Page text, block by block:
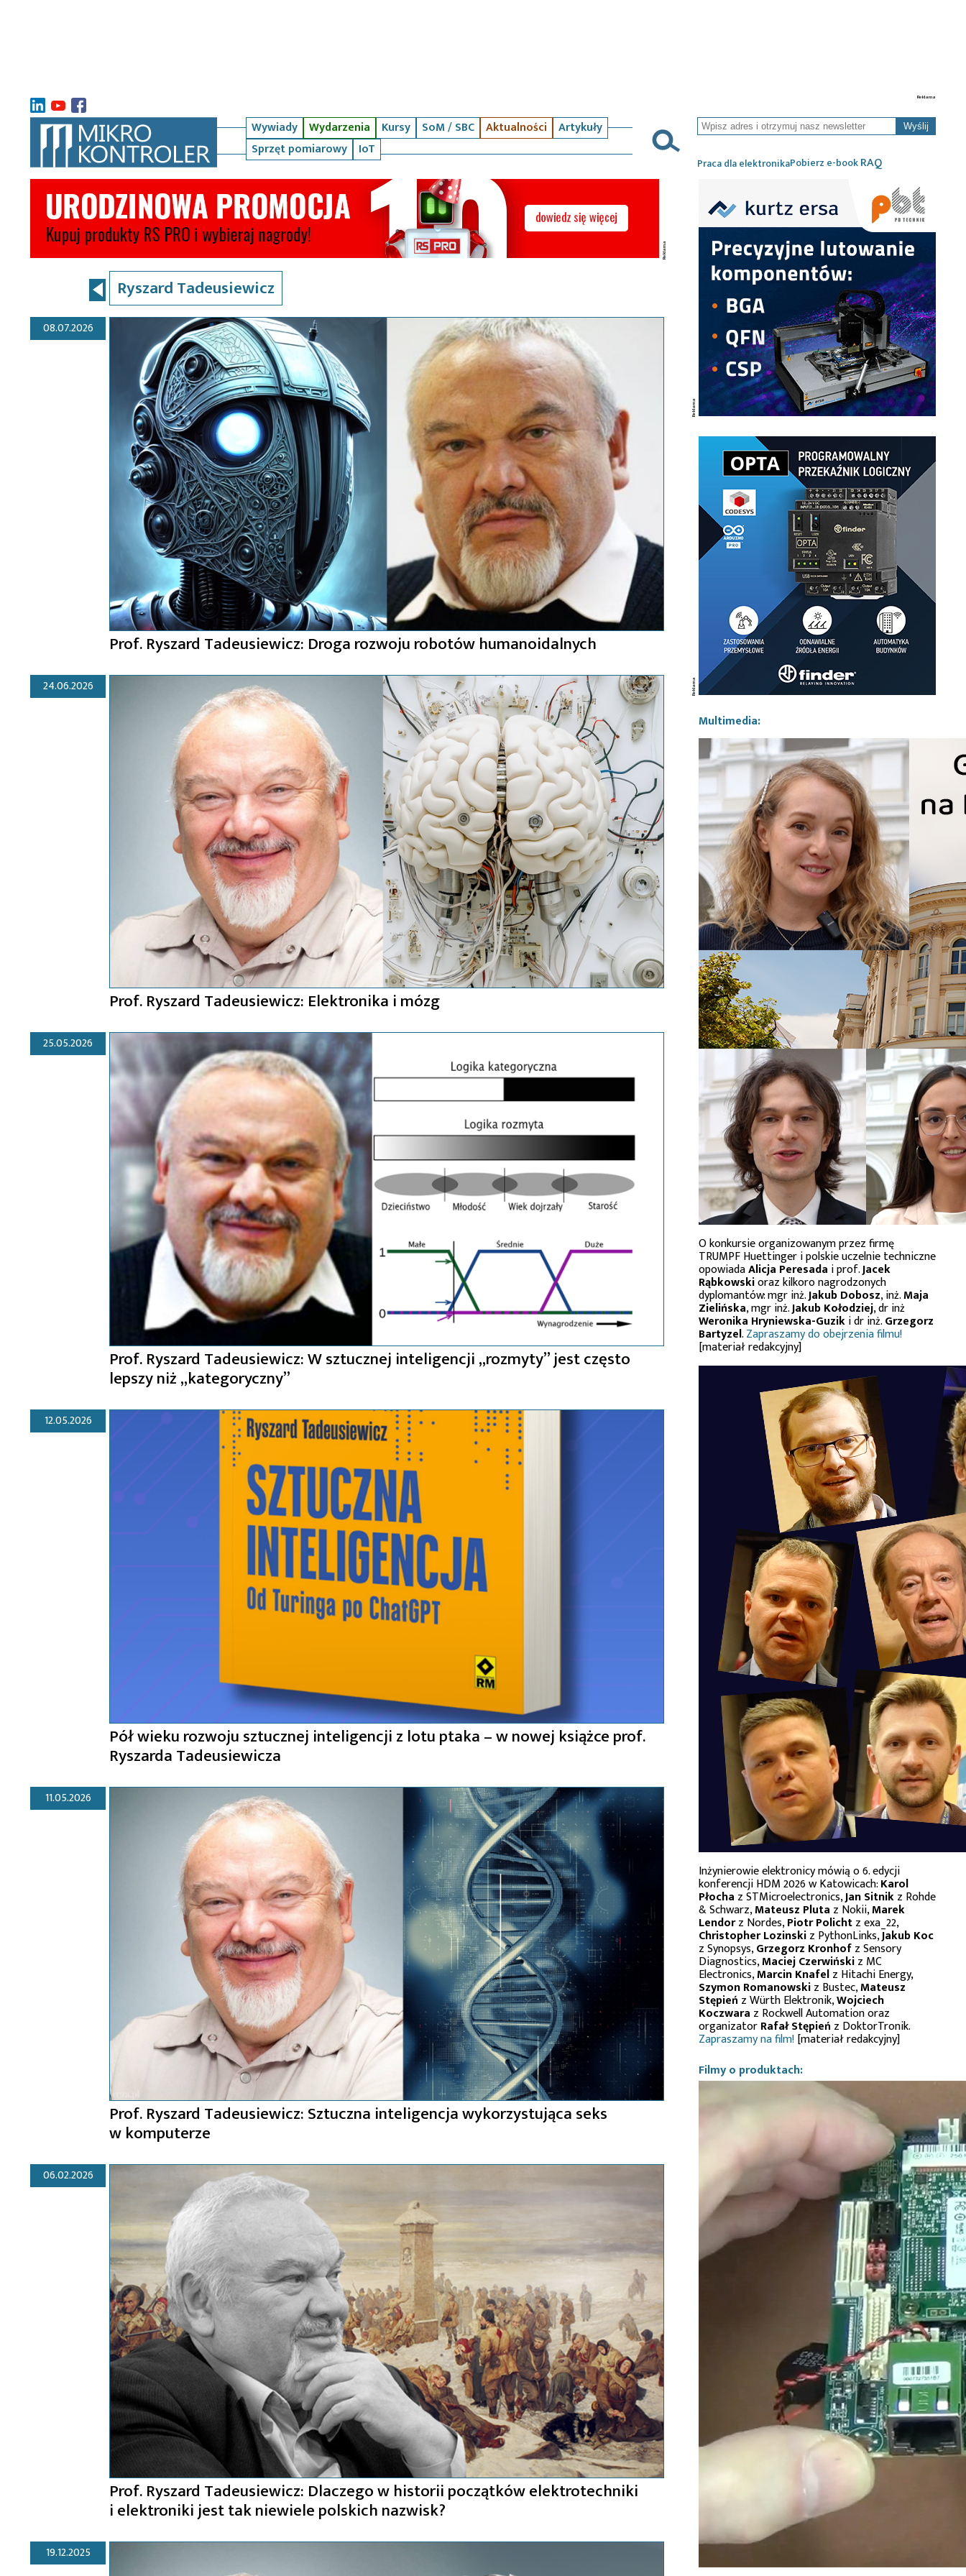
Wywiady Wydarzenia Kursy SoM / SBC Aktualności
Artykuły
Sprzęt pomiarowy
IoT
Wyślij
Praca dla elektronikaPobierz e-bookRAQ
Ryszard Tadeusiewicz
08.07.2026
Prof. Ryszard Tadeusiewicz: Droga rozwoju robotów humanoidalnych
24.06.2026
Prof. Ryszard Tadeusiewicz: Elektronika i mózg
25.05.2026
Prof. Ryszard Tadeusiewicz: W sztucznej inteligencji „rozmyty” jest często
lepszy niż „kategoryczny”
12.05.2026
Pół wieku rozwoju sztucznej inteligencji z lotu ptaka – w nowej książce prof.
Ryszarda Tadeusiewicza
11.05.2026
Prof. Ryszard Tadeusiewicz: Sztuczna inteligencja wykorzystująca seks
w komputerze
06.02.2026
Prof. Ryszard Tadeusiewicz: Dlaczego w historii początków elektrotechniki
i elektroniki jest tak niewiele polskich nazwisk?
19.12.2025
Multimedia:
O konkursie organizowanym przez firmę
TRUMPF Huettinger i polskie uczelnie techniczne
opowiadaAlicja Peresada i prof.Jacek
Rąbkowskioraz kilkoro nagrodzonych
dyplomantów: mgr inż.Jakub Dobosz, inż.Maja
Zielińska, mgr inż.Jakub Kołodziej, dr inż
Weronika Hryniewska-Guziki dr inż.Grzegorz
Bartyzel.Zapraszamy do obejrzenia filmu!
[materiał redakcyjny]
Inżynierowie elektronicy mówią o 6. edycji
konferencji HDM 2026 w Katowicach:Karol
Płocha z STMicroelectronics,Jan Sitnikz Rohde
& Schwarz,Mateusz Pluta z Nokii,Marek
Lendorz Nordes,Piotr Polichtz exa_22,
Christopher Lozinskiz PythonLinks,Jakub Koc
z Synopsys,Grzegorz Kronhofz Sensory
Diagnostics,Maciej Czerwińskiz MC
Electronics,Marcin Knafelz Hitachi Energy,
Szymon Romanowskiz Bustec,Mateusz
Stępień z Würth Elektronik,Wojciech
Koczwara z Rockwell Automation oraz
organizatorRafał Stępień z DoktorTronik.
Zapraszamy na film![materiał redakcyjny]
Filmy o produktach: